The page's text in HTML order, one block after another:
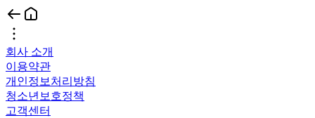
회사 소개
이용약관
개인정보처리방침
청소년보호정책
고객센터